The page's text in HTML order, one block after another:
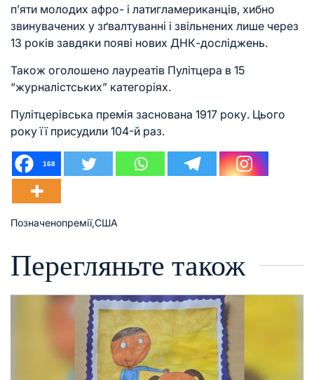
п’яти молодих афро- і латигламериканців, хибно
звинувачених у зґвалтуванні і звільнених лише через
13 років завдяки появі нових ДНК-досліджень.
Також оголошено лауреатів Пулітцера в 15
“журналістських” категоріях.
Пулітцерівська премія заснована 1917 року. Цього
року її присудили 104-й раз.
168
Позначенопремії,США
Перегляньте також